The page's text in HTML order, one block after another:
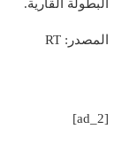
البطولة القارية.
المصدر: RT
[ad_2]